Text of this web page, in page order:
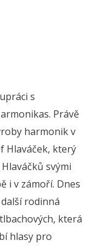
s
Právě
harmonik v
Hlaváček, který
svými
i v zámoří. Dnes
rodinná
která
hlasy pro